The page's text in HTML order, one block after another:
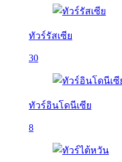
ทัวร์รัสเซีย
30
ทัวร์อินโดนีเซีย
8